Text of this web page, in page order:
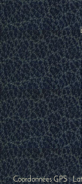
Coordonnées GPS :